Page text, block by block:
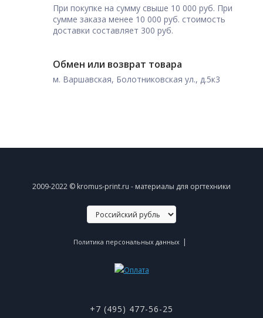
При покупке на сумму свыше 10 000 руб. При
сумме заказа менее 10 000 руб. стоимость
доставки составляет 300 руб.
Обмен или возврат товара
м. Варшавская, Болотниковская ул., д.5к3
2009-2022 © kromus-print.ru - материалы для оргтехники
Политика персональных данных |
+7 (495) 477-56-25